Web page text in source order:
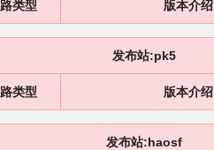
类型 版本介绍
发布站:pk5
类型 版本介绍
发布站:haosf